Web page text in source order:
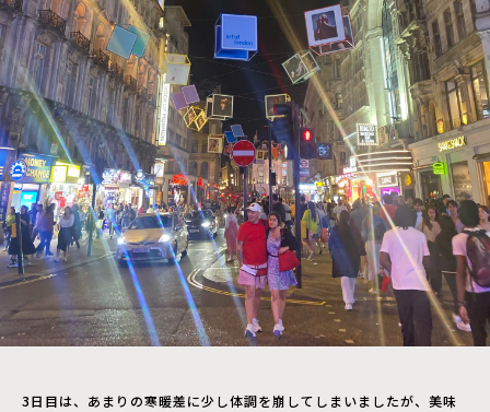
3日目は、あまりの寒暖差に少し体調を崩してしまいましたが、美味